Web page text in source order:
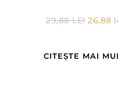
29,88LEI 26,88
CITEȘTE MAI